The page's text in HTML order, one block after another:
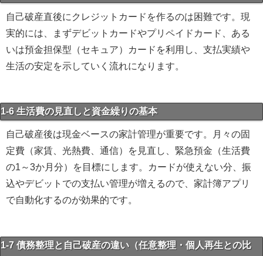
自己破産直後にクレジットカードを作るのは困難です。現
実的には、まずデビットカードやプリペイドカード、ある
いは預金担保型（セキュア）カードを利用し、支払実績や
生活の安定を示していく流れになります。
1-6 生活費の見直しと資金繰りの基本
自己破産後は現金ベースの家計管理が重要です。月々の固
定費（家賃、光熱費、通信）を見直し、緊急預金（生活費
の1～3か月分）を目標にします。カードが使えない分、振
込やデビットでの支払い管理が増えるので、家計簿アプリ
で自動化するのが効果的です。
1-7 債務整理と自己破産の違い（任意整理・個人再生との比